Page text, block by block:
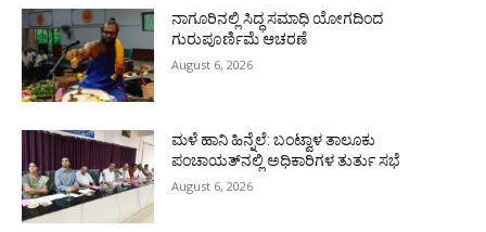
ನಾಗೂರಿನಲ್ಲಿ ಸಿದ್ಧ ಸಮಾಧಿ ಯೋಗದಿಂದ
ಗುರುಪೂರ್ಣಿಮೆ ಆಚರಣೆ
August 6, 2026
ಮಳೆ ಹಾನಿ ಹಿನ್ನೆಲೆ: ಬಂಟ್ವಾಳ ತಾಲೂಕು
ಪಂಚಾಯತ್‌ನಲ್ಲಿ ಅಧಿಕಾರಿಗಳ ತುರ್ತು ಸಭೆ
August 6, 2026